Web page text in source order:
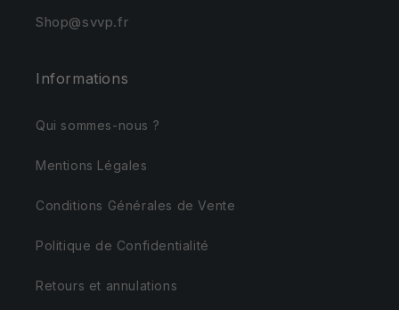
Shop@svvp.fr
Informations
Qui sommes-nous ?
Mentions Légales
Conditions Générales de Vente
Politique de Confidentialité
Retours et annulations